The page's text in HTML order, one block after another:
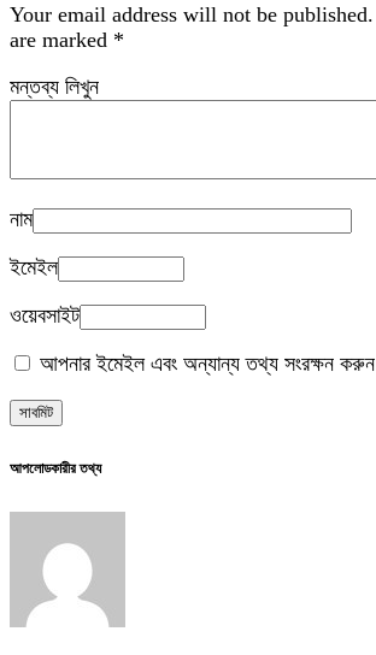
Your email address will not be published.
are marked *
মন্তব্য লিখুন
নাম
ইমেইল
ওয়েবসাইট
আপনার ইমেইল এবং অন্যান্য তথ্য সংরক্ষন করুন
আপলোডকারীর তথ্য